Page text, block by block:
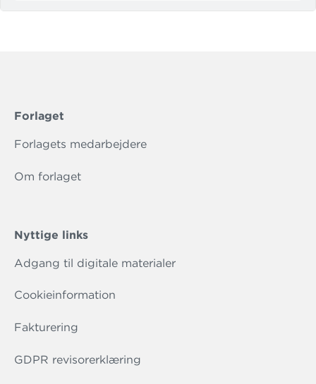
SAMF
Forlaget
Forlagets medarbejdere
Om forlaget
Nyttige links
Adgang til digitale materialer
Cookieinformation
Fakturering
GDPR revisorerklæring